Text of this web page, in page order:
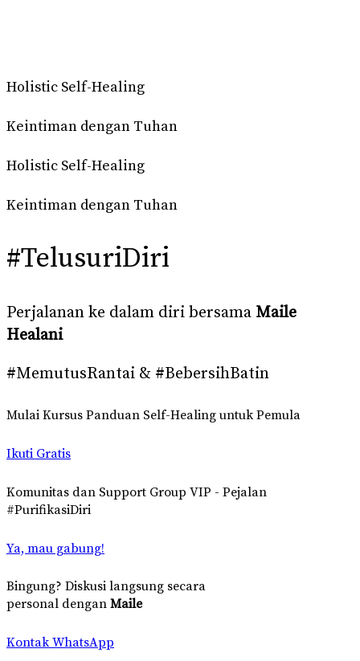
Holistic Self-Healing
Keintiman dengan Tuhan
Holistic Self-Healing
Keintiman dengan Tuhan
#TelusuriDiri
Perjalanan ke dalam diri bersama Maile
Healani
#MemutusRantai & #BebersihBatin
Mulai Kursus Panduan Self-Healing untuk Pemula
Ikuti Gratis
Komunitas dan Support Group VIP - Pejalan
#PurifikasiDiri
Ya, mau gabung!
Bingung? Diskusi langsung secara
personal dengan Maile
Kontak WhatsApp